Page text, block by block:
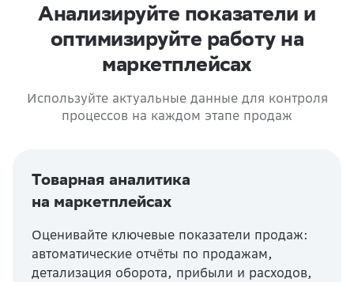
Анализируйте показатели и
оптимизируйте работу на
маркетплейсах
Используйте актуальные данные для контроля
процессов на каждом этапе продаж
Товарная аналитика
на маркетплейсах
Оценивайте ключевые показатели продаж:
автоматические отчёты по продажам,
детализация оборота, прибыли и расходов,